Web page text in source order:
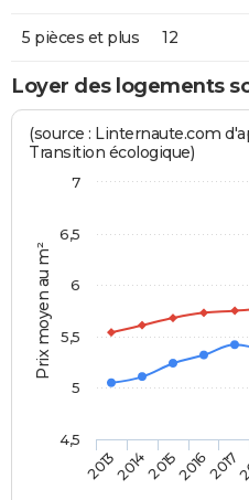
5 pièces et plus 12
Loyer des logements
Prix moyen au m²
(source : Linternaute.com
Transition écologique)
20132014201520162017
4,5
5
5,5
6
6,5
7